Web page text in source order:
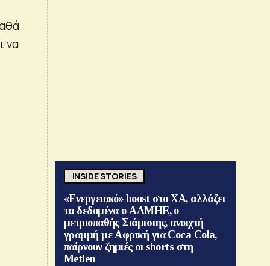
να
INSIDE STORIES
«Ενεργειακό» boost στο ΧΑ, αλλάζει
τα δεδομένα ο ΑΔΜΗΕ, ο
μετριοπαθής Σιάμισιης, ανοιχτή
γραμμή με Αφρική για Coca Cola,
παίρνουν ζημιές οι shorts στη
Metlen